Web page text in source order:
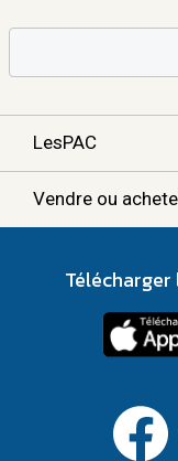
LesPAC
Vendre ou